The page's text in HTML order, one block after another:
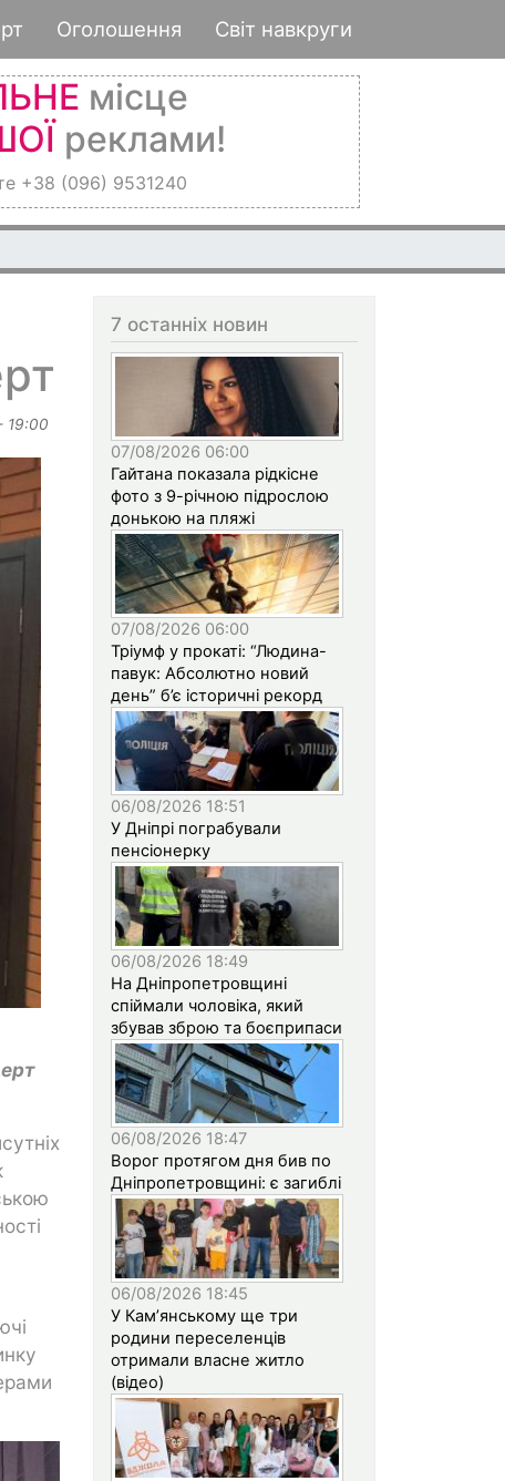
Оголошення Світ навкруги
місце
реклами!
+38 (096) 9531240
19:00
7 останніх новин
07/08/2026 06:00
Гайтана показала рідкісне
фото з 9-річною підрослою
донькою на пляжі
07/08/2026 06:00
Тріумф у прокаті: “Людина-
павук: Абсолютно новий
день” б’є історичні рекорд
06/08/2026 18:51
У Дніпрі пограбували
пенсіонерку
06/08/2026 18:49
На Дніпропетровщині
спіймали чоловіка, який
збував зброю та боєприпаси
06/08/2026 18:47
Ворог протягом дня бив по
Дніпропетровщині: є загиблі
06/08/2026 18:45
У Кам’янському ще три
родини переселенців
отримали власне житло
(відео)